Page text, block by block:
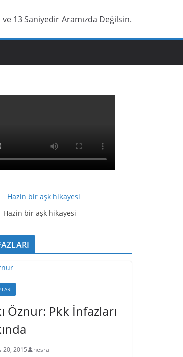
14 Saniyedir Aramızda Değilsin.
Hazin bir aşk hikayesi
Öznur: Pkk İnfazları
20, 2015 nesra